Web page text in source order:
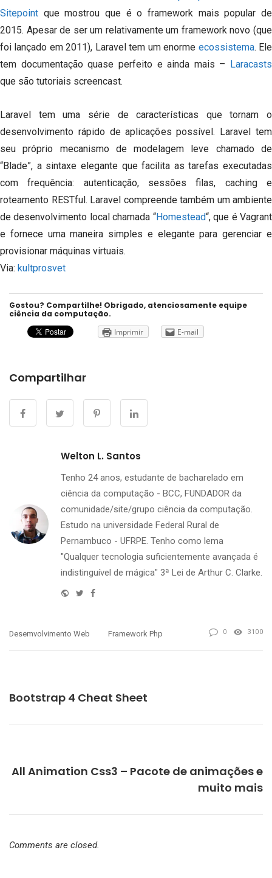
Sitepoint que mostrou que é o framework mais popular de
2015. Apesar de ser um relativamente um framework novo (que
foi lançado em 2011), Laravel tem um enorme ecossistema. Ele
tem documentação quase perfeito e ainda mais – Laracasts
que são tutoriais screencast.
Laravel tem uma série de características que tornam o
desenvolvimento rápido de aplicações possível. Laravel tem
seu próprio mecanismo de modelagem leve chamado de
“Blade”, a sintaxe elegante que facilita as tarefas executadas
com frequência: autenticação, sessões filas, caching e
roteamento RESTful. Laravel compreende também um ambiente
de desenvolvimento local chamada “Homestead“, que é Vagrant
e fornece uma maneira simples e elegante para gerenciar e
provisionar máquinas virtuais.
Via: kultprosvet
Gostou? Compartilhe! Obrigado, atenciosamente equipe
ciência da computação.
Imprimir
E-mail
Compartilhar
Welton L. Santos
Tenho 24 anos, estudante de bacharelado em
ciência da computação - BCC, FUNDADOR da
comunidade/site/grupo ciência da computação.
Estudo na universidade Federal Rural de
Pernambuco - UFRPE. Tenho como lema
"Qualquer tecnologia suficientemente avançada é
indistinguível de mágica" 3ª Lei de Arthur C. Clarke.
WebsiteTwitter
Facebook
Desemvolvimento Web Framework Php 0 3100
Bootstrap 4 Cheat Sheet
All Animation Css3 – Pacote de animações e
muito mais
Comments are closed.